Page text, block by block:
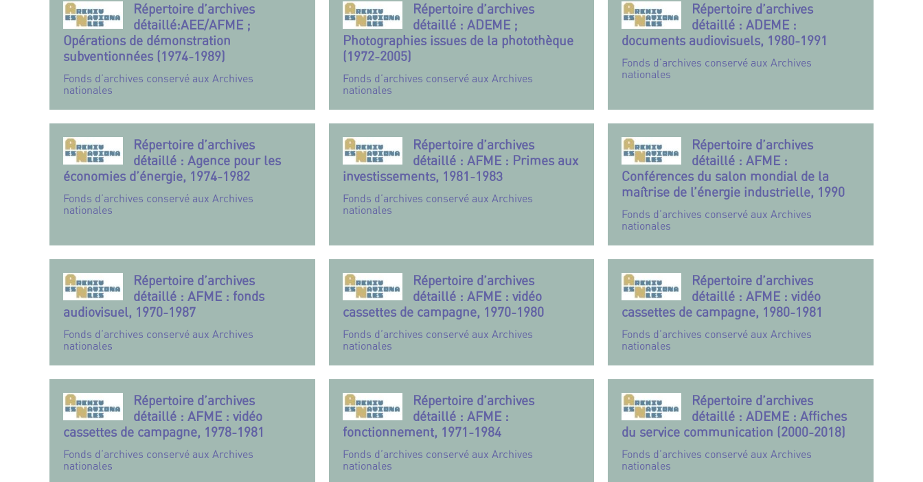
Répertoire d’archives
détaillé:AEE/AFME ;
Opérations de démonstration
subventionnées (1974-1989)
Fonds d’archives conservé aux Archives
nationales
Répertoire d’archives
détaillé : ADEME ;
Photographies issues de la photothèque
(1972-2005)
Fonds d’archives conservé aux Archives
nationales
Répertoire d’archives
détaillé : ADEME :
documents audiovisuels, 1980-1991
Fonds d’archives conservé aux Archives
nationales
Répertoire d’archives
détaillé : Agence pour les
économies d’énergie, 1974-1982
Fonds d’archives conservé aux Archives
nationales
Répertoire d’archives
détaillé : AFME : Primes aux
investissements, 1981-1983
Fonds d’archives conservé aux Archives
nationales
Répertoire d’archives
détaillé : AFME :
Conférences du salon mondial de la
maîtrise de l’énergie industrielle, 1990
Fonds d’archives conservé aux Archives
nationales
Répertoire d’archives
détaillé : AFME : fonds
audiovisuel, 1970-1987
Fonds d’archives conservé aux Archives
nationales
Répertoire d’archives
détaillé : AFME : vidéo
cassettes de campagne, 1970-1980
Fonds d’archives conservé aux Archives
nationales
Répertoire d’archives
détaillé : AFME : vidéo
cassettes de campagne, 1980-1981
Fonds d’archives conservé aux Archives
nationales
Répertoire d’archives
détaillé : AFME : vidéo
cassettes de campagne, 1978-1981
Fonds d’archives conservé aux Archives
nationales
Répertoire d’archives
détaillé : AFME :
fonctionnement, 1971-1984
Fonds d’archives conservé aux Archives
nationales
Répertoire d’archives
détaillé : ADEME : Affiches
du service communication (2000-2018)
Fonds d’archives conservé aux Archives
nationales